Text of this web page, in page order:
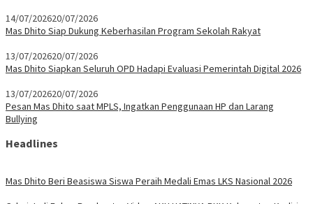
14/07/202620/07/2026
Mas Dhito Siap Dukung Keberhasilan Program Sekolah Rakyat
13/07/202620/07/2026
Mas Dhito Siapkan Seluruh OPD Hadapi Evaluasi Pemerintah Digital 2026
13/07/202620/07/2026
Pesan Mas Dhito saat MPLS, Ingatkan Penggunaan HP dan Larang
Bullying
Headlines
Mas Dhito Beri Beasiswa Siswa Peraih Medali Emas LKS Nasional 2026